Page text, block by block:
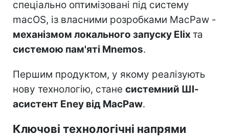
спеціально оптимізовані під систему
macOS, із власними розробками MacPaw -
механізмом локального запуску Elixта
системою пам'яті Mnemos.
Першим продуктом, у якому реалізують
нову технологію, стане системний ШІ-
асистент Eney від MacPaw.
Ключові технологічні напрями